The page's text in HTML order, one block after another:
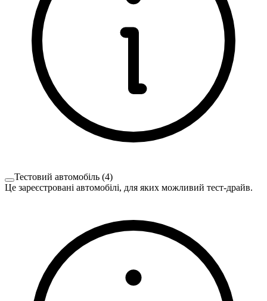
Тестовий автомобіль (4)
Це зареєстровані автомобілі, для яких можливий тест-драйв.